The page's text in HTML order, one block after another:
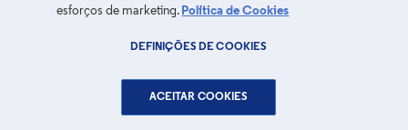
esforços de marketing. Política de Cookies
DEFINIÇÕES DE COOKIES
ACEITAR COOKIES